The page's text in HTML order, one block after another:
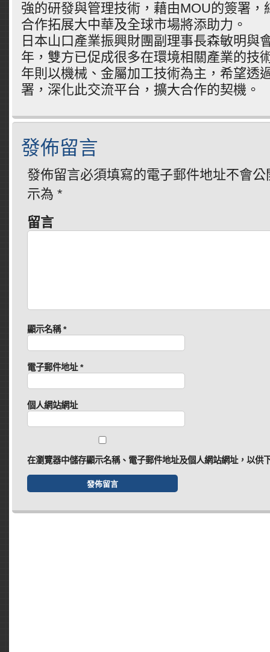
強的研發與管理技術，藉由MOU的簽署，
合作拓展大中華及全球市場將添助力。
日本山口產業振興財團副理事長森敏明與
年，雙方已促成很多在環境相關產業的技
年則以機械、金屬加工技術為主，希望透
署，深化此交流平台，擴大合作的契機。
發佈留言
發佈留言必須填寫的電子郵件地址不會公
示為 *
留言
顯示名稱*
電子郵件地址*
個人網站網址
在瀏覽器中儲存顯示名稱、電子郵件地址及個人網站網址，以供